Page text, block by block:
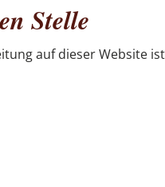
Stelle
auf dieser Website